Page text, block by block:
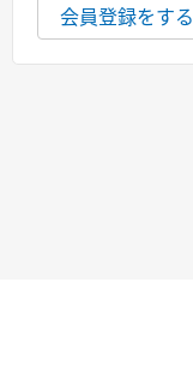
会員登録をする